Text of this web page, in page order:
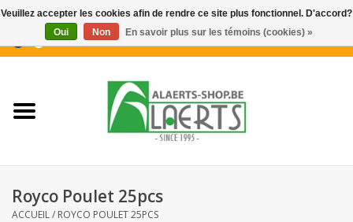
0 Articles - €0,00
Nouveautés
Biscuits pour le café
Royco Poulet 25pcs
ACCUEIL/ ROYCO POULET 25PCS
Veuillez accepter les cookies afin de rendre ce site plus fonctionnel. D'accord?
Oui
Non En savoir plus sur les témoins (cookies) »